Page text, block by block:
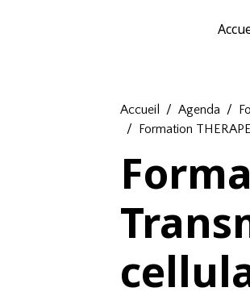
Accueil Agenda
Formation